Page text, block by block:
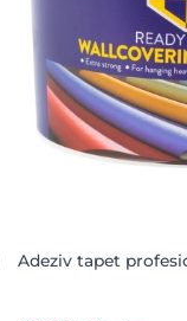
Adeziv tapet